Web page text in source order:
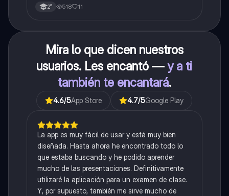
2° 518 11
Mira lo que dicen nuestros
usuarios. Les encantó —y a ti
también te encantará.
4.6/5App Store 4.7/5Google Play
La app es muy fácil de usar y está muy bien
diseñada. Hasta ahora he encontrado todo lo
que estaba buscando y he podido aprender
mucho de las presentaciones. Definitivamente
utilizaré la aplicación para un examen de clase.
Y, por supuesto, también me sirve mucho de